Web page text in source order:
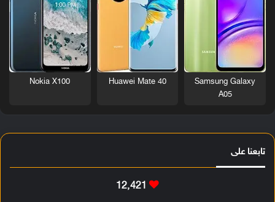
Samsung Galaxy
A05
Huawei Mate 40
Nokia X100
تابعنا على
12٬421